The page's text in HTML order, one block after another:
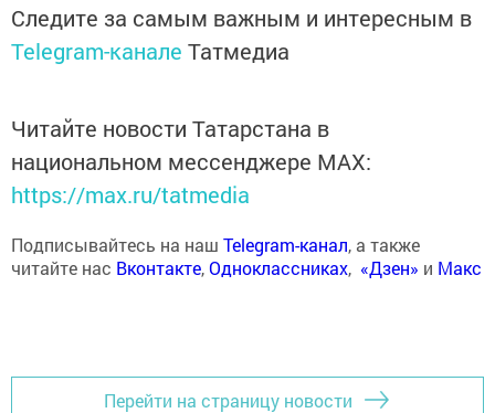
Следите за самым важным и интересным в
Telegram-канале Татмедиа
Читайте новости Татарстана в
национальном мессенджере MАХ:
https://max.ru/tatmedia
Подписывайтесь на наш Telegram-канал, а также
читайте нас Вконтакте,Одноклассниках, «Дзен» и Макс
Перейти на страницу новости